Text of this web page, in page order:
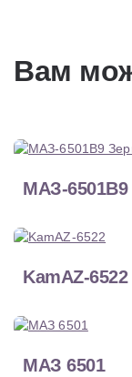
Вам
МАЗ-6501В9
KamAZ-6522
МАЗ 6501